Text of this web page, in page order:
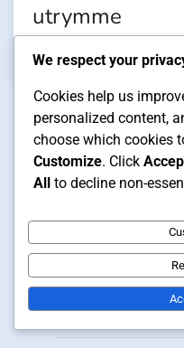
utrymme
Clara Vance 03/02/
Juridiskt
Användarvillkor
We respect your
Cookies help us
personalized content,
choose which cookies
Customize. Click
All to decline non-